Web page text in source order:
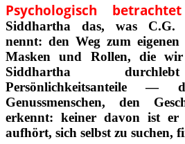
Psychologisch betrachtet
Siddhartha das, was C.G.
nennt: den Weg zum
Masken und Rollen, die
Siddhartha
Persönlichkeitsanteile —
Genussmenschen, den
erkennt: keiner davon ist
aufhört, sich selbst zu suchen,